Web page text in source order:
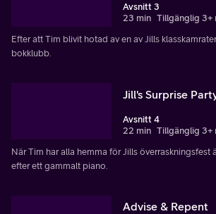
Avsnitt 3
23 min Tillgänglig 3+
Efter att Tim blivit hotad av en av Jills
bokklubb.
Jill's Surprise
Avsnitt 4
22 min Tillgänglig 3+
När Tim har alla hemma för Jills överraskningsfest
efter ett gammalt piano.
Advise & Repent